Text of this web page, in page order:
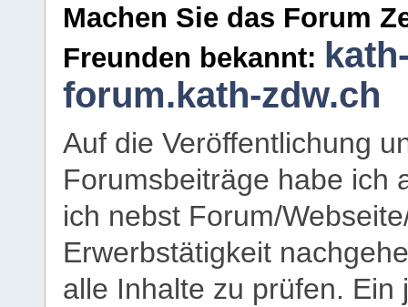
Machen Sie das Forum
Freunden bekannt:
forum.kath-zdw.ch
Auf die Veröffentlichung
Forumsbeiträge habe ich
ich nebst Forum/
Erwerbstätigkeit
alle Inhalte zu prüfen.